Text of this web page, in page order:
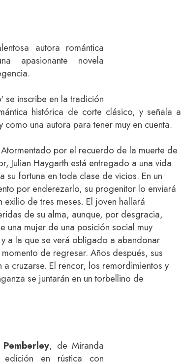
autora romántica
apasionante novela
se inscribe en la tradición
histórica de corte clásico, y señala a
como una autora para tener muy en cuenta.
por el recuerdo de la muerte de
Julian Haygarth está entregado a una vida
su fortuna en toda clase de vicios. En un
por enderezarlo, su progenitor lo enviará
exilio de tres meses. El joven hallará
de su alma, aunque, por desgracia,
una mujer de una posición social muy
a la que se verá obligado a abandonar
de regresar. Años después, sus
a cruzarse. El rencor, los remordimientos y
se juntarán en un torbellino de
, de Miranda
edición en rústica con